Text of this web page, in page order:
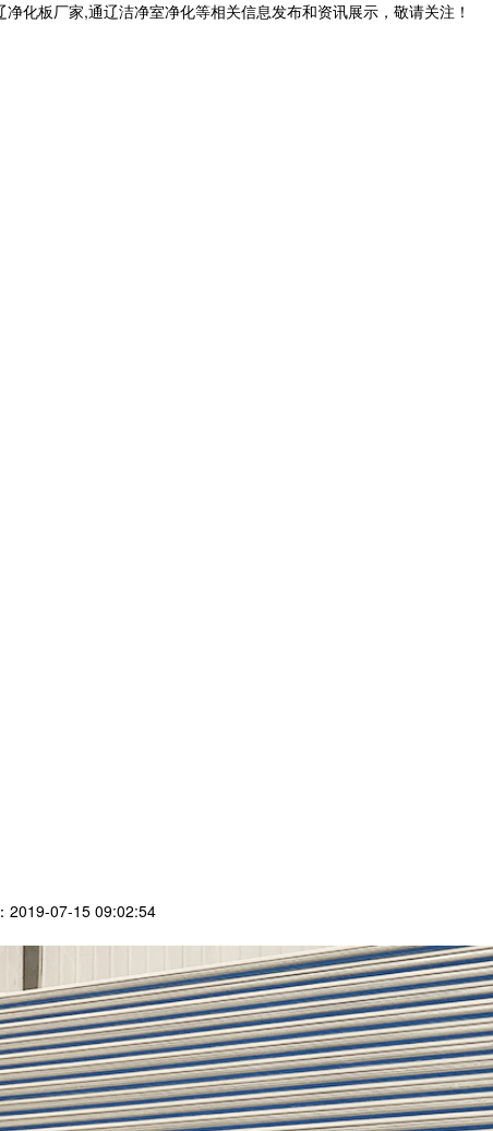
净化板厂家,通辽洁净室净化等相关信息发布和资讯展示，敬请关注！
2019-07-15 09:02:54